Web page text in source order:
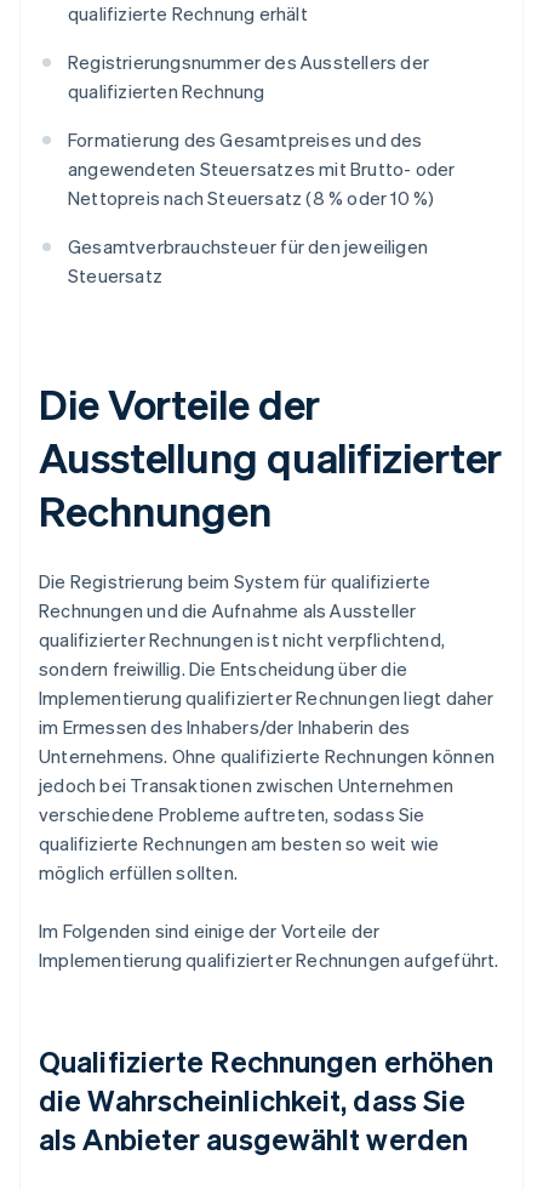
qualifizierte Rechnung erhält
Registrierungsnummer des Ausstellers der
qualifizierten Rechnung
Formatierung des Gesamtpreises und des
angewendeten Steuersatzes mit Brutto- oder
Nettopreis nach Steuersatz (8 % oder 10 %)
Gesamtverbrauchsteuer für den jeweiligen
Steuersatz
Die Vorteile der
Ausstellung qualifizierter
Rechnungen
Die Registrierung beim System für qualifizierte
Rechnungen und die Aufnahme als Aussteller
qualifizierter Rechnungen ist nicht verpflichtend,
sondern freiwillig. Die Entscheidung über die
Implementierung qualifizierter Rechnungen liegt daher
im Ermessen des Inhabers/der Inhaberin des
Unternehmens. Ohne qualifizierte Rechnungen können
jedoch bei Transaktionen zwischen Unternehmen
verschiedene Probleme auftreten, sodass Sie
qualifizierte Rechnungen am besten so weit wie
möglich erfüllen sollten.
Im Folgenden sind einige der Vorteile der
Implementierung qualifizierter Rechnungen aufgeführt.
Qualifizierte Rechnungen erhöhen
die Wahrscheinlichkeit, dass Sie
als Anbieter ausgewählt werden